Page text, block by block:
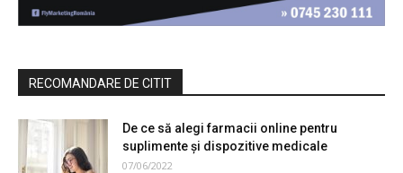
RECOMANDARE DE CITIT
De ce să alegi farmacii online pentru
suplimente şi dispozitive medicale
07/06/2022